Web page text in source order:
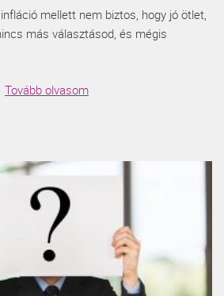
mellett nem biztos, hogy jó ötlet,
más választásod, és mégis
Tovább olvasom